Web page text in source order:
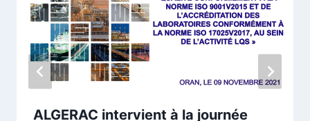
ALGERAC intervient à la journée